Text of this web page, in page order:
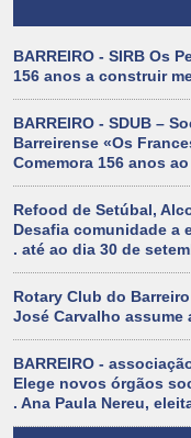
BARREIRO - SIRB Os
156 anos a construir
BARREIRO - SDUB –
Barreirense «Os
Comemora 156 anos
Refood de Setúbal,
Desafia comunidade a
. até ao dia 30 de
Rotary Club do
José Carvalho assume
BARREIRO -
Elege novos órgãos
. Ana Paula Nereu,